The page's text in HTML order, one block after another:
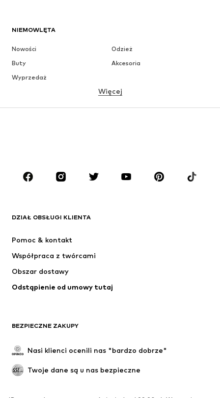
NIEMOWLĘTA
Nowości
Odzież
Buty
Akcesoria
Wyprzedaż
MARKI
Next
ADIDAS PERFORMANCE
Więcej
DZIAŁ OBSŁUGI KLIENTA
Pomoc & kontakt
Współpraca z twórcami
Obszar dostawy
Odstąpienie od umowy tutaj
BEZPIECZNE ZAKUPY
Nasi klienci ocenili nas "bardzo dobrze"
Twoje dane są u nas bezpieczne